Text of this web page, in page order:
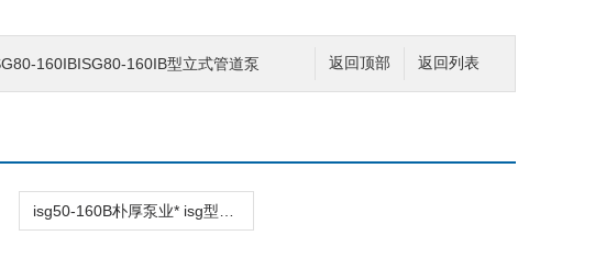
返回列表
返回顶部
160IBISG80-160IB型立式管道泵